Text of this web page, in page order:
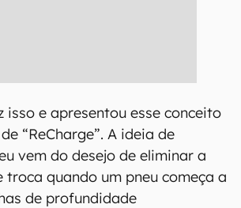
isso e apresentou esse conceito
“ReCharge”. A ideia de
vem do desejo de eliminar a
troca quando um pneu começa a
de profundidade